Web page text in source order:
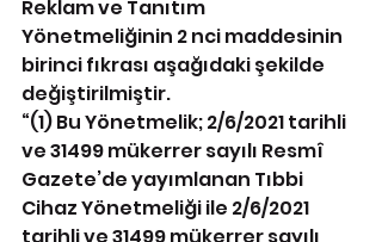
Reklam ve Tanıtım
Yönetmeliğinin 2 nci maddesinin
birinci fıkrası aşağıdaki şekilde
değiştirilmiştir.
“(1) Bu Yönetmelik; 2/6/2021 tarihli
ve 31499 mükerrer sayılı Resmî
Gazete’de yayımlanan Tıbbi
Cihaz Yönetmeliği ile 2/6/2021
tarihli ve 31499 mükerrer sayılı